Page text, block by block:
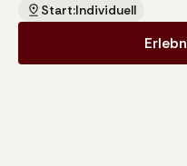
Start:Individuell